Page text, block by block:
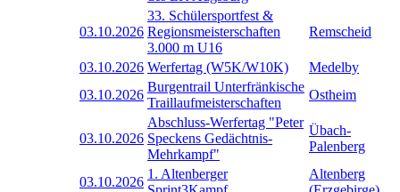
03.10.2026
33. Schülersportfest &
Regionsmeisterschaften
3.000 m U16
Remscheid
03.10.2026 Werfertag (W5K/W10K)
Medelby
03.10.2026
Burgentrail Unterfränkische
Traillaufmeisterschaften
Ostheim
03.10.2026
Abschluss-Werfertag "Peter
Speckens Gedächtnis-
Mehrkampf"
Übach-
Palenberg
03.10.2026
1. Altenberger
Altenberg